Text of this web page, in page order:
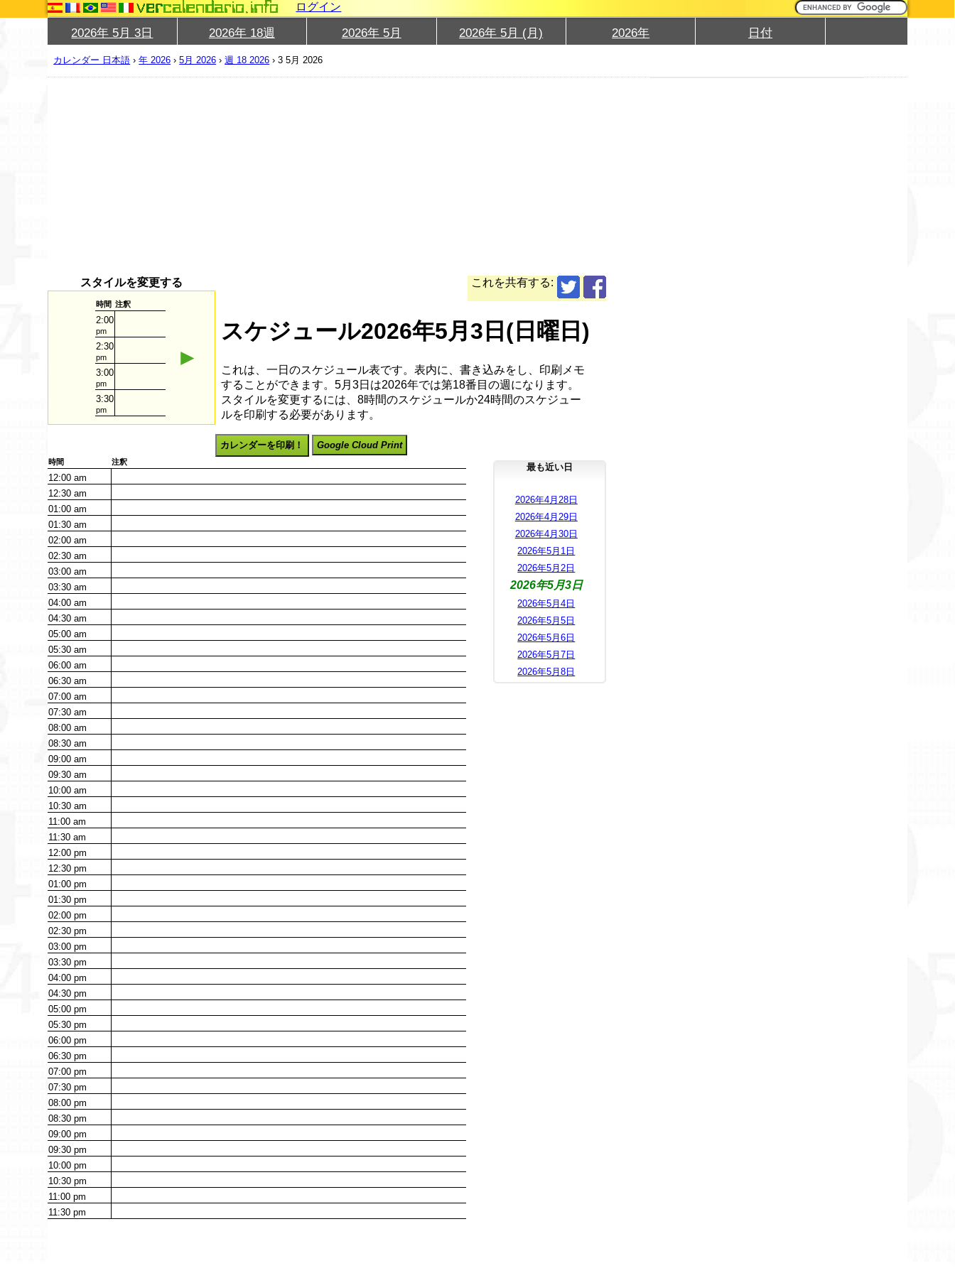
ログイン
2026年 5月 3日 2026年 18週 2026年 5月 2026年 5月 (月) 2026年 日付
カレンダー 日本語 ›年 2026 ›5月 2026 ›週 18 2026 ›3 5月 2026
これを共有する:
スタイルを変更する
時間 注釈
2:00
pm
2:30
pm
3:00
pm
3:30
pm
►
スケジュール2026年5月3日(日曜日)
これは、一日のスケジュール表です。表内に、書き込みをし、印刷メモ
することができます。5月3日は2026年では第18番目の週になります。
スタイルを変更するには、8時間のスケジュールか24時間のスケジュー
ルを印刷する必要があります。
カレンダーを印刷！ Google Cloud Print
時間 注釈
12:00am
12:30am
01:00am
01:30am
02:00am
02:30am
03:00am
03:30am
04:00am
04:30am
05:00am
05:30am
06:00am
06:30am
07:00am
07:30am
08:00am
08:30am
09:00am
09:30am
10:00am
10:30am
11:00am
11:30am
12:00pm
12:30pm
01:00pm
01:30pm
02:00pm
02:30pm
03:00pm
03:30pm
04:00pm
04:30pm
05:00pm
05:30pm
06:00pm
06:30pm
07:00pm
07:30pm
08:00pm
08:30pm
09:00pm
09:30pm
10:00pm
10:30pm
11:00pm
11:30pm
最も近い日
2026年4月28日
2026年4月29日
2026年4月30日
2026年5月1日
2026年5月2日
2026年5月3日
2026年5月4日
2026年5月5日
2026年5月6日
2026年5月7日
2026年5月8日